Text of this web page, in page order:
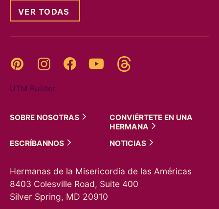
VER TODAS
Pinterest InstagramFacebookYouTube
UTM Builder
SOBRE NOSOTRAS
CONVIÉRTETE EN UNA
HERMANA
ESCRÍBANNOS
NOTICIAS
Hermanas de la Misericordia de las Américas
8403 Colesville Road, Suite 400
Silver Spring, MD 20910